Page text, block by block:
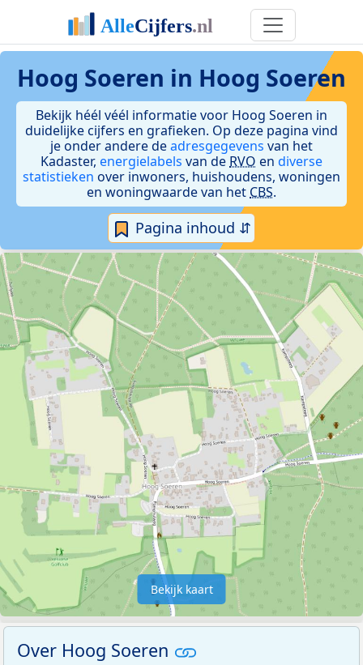
Hoog Soeren in Hoog Soeren
Bekijk héél véél informatie voor Hoog Soeren in
duidelijke cijfers en grafieken. Op deze pagina vind
je onder andere deadresgegevens van het
Kadaster, energielabels van de RVO en diverse
statistieken over inwoners, huishoudens, woningen
en woningwaarde van het CBS.
Pagina inhoud ⇵
Bekijk kaart
Over Hoog Soeren